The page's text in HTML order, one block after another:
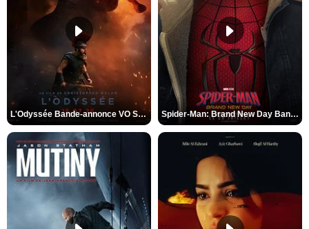
L'Odyssée Bande-annonce VO STFR Spider-Man: Brand New Day Bande-annonce VO STFR